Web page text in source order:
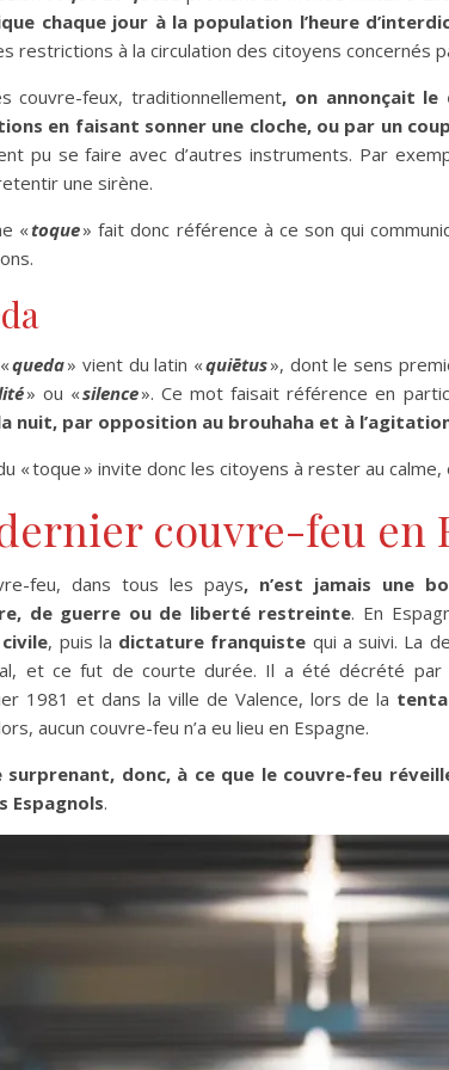
chaque jour à la population l’heure
restrictions à la circulation des citoyens concernés
couvre-feux, traditionnellement, on annonçait le
en faisant sonner une cloche, ou par un
pu se faire avec d’autres instruments. Par
une sirène.
«toque» fait donc référence à ce son qui
queda» vient du latin «quiētus», dont le sens
» ou «silence». Ce mot faisait référence en
nuit, par opposition au brouhaha et à
« toque » invite donc les citoyens à rester au calme,
couvre-feu en
feu, dans tous les pays, n’est jamais une
de guerre ou de liberté restreinte. En
, puis la dictature franquiste qui a suivi. La
et ce fut de courte durée. Il a été décrété par
1981 et dans la ville de Valence, lors de la
aucun couvre-feu n’a eu lieu en Espagne.
surprenant, donc, à ce que le couvre-feu
Espagnols.